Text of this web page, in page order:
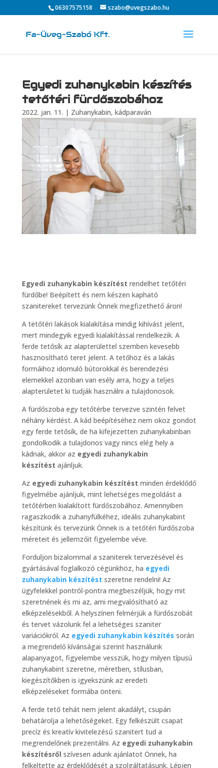
06307575158 szabo@uvegszabo.hu
Egyedi zuhanykabin készítés
tetőtéri fürdőszobához
2022. jan. 11. | Zuhanykabin, kádparaván
Egyedi zuhanykabin készítést rendelhet tetőtéri
fürdőbe! Beépített és nem készen kapható
szanitereket tervezünk Önnek megfizethető áron!
A tetőtéri lakások kialakítása mindig kihívást jelent,
mert mindegyik egyedi kialakítással rendelkezik. A
ferde tetősík az alapterülettel szemben kevesebb
hasznosítható teret jelent. A tetőhöz és a lakás
formáihoz idomuló bútorokkal és berendezési
elemekkel azonban van esély arra, hogy a teljes
alapterületet ki tudják használni a tulajdonosok.
A fürdőszoba egy tetőtérbe tervezve szintén felvet
néhány kérdést. A kád beépítéséhez nem okoz gondot
egy ferde tetősík, de ha kifejezetten zuhanykabinban
gondolkodik a tulajdonos vagy nincs elég hely a
kádnak, akkor az egyedi zuhanykabin
készítést ajánljuk.
Az egyedi zuhanykabin készítést minden érdeklődő
figyelmébe ajánljuk, mint lehetséges megoldást a
tetőtérben kialakított fürdőszobához. Amennyiben
ragaszkodik a zuhanyfülkéhez, ideális zuhanykabint
készítünk és tervezünk Önnek is a tetőtéri fürdőszoba
méreteit és jellemzőit figyelembe véve.
Forduljon bizalommal a szaniterek tervezésével és
gyártásával foglalkozó cégünkhöz, ha egyedi
zuhanykabin készítést szeretne rendelni! Az
ügyfelekkel pontról-pontra megbeszéljük, hogy mit
szeretnének és mi az, ami megvalósítható az
elképzelésekből. A helyszínen felmérjük a fürdőszobát
és tervet vázolunk fel a lehetséges szaniter
variációkról. Az egyedi zuhanykabin készítés során
a megrendelő kívánságai szerint használunk
alapanyagot, figyelembe vesszük, hogy milyen típusú
zuhanykabint szeretne, méretben, stílusban,
kiegészítőkben is igyekszünk az eredeti
elképzeléseket formába önteni.
A ferde tető tehát nem jelent akadályt, csupán
behatárolja a lehetőségeket. Egy felkészült csapat
precíz és kreatív kivitelezésű szanitert tud a
megrendelőnek prezentálni. Az egyedi zuhanykabin
készítésről szívesen adunk ajánlatot Önnek, ha
felkeltette az érdeklődését a szolgáltatásunk. Lépjen